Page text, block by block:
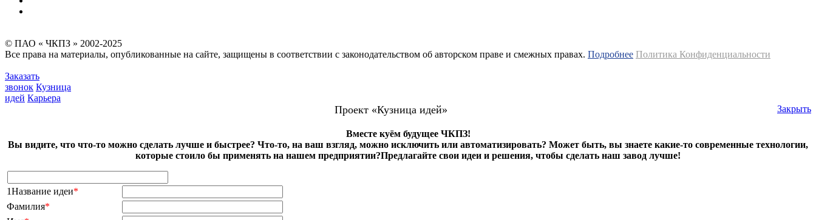
© ПАО « ЧКПЗ » 2002-2025
Все права на материалы, опубликованные на сайте, защищены в соответствии с законодательством об авторском праве и смежных правах. Подробнее Политика Конфиденциальности
Заказать
звонок Кузница
идей Карьера
Закрыть
Проект «Кузница идей»
Вместе куём будущее ЧКПЗ!
Вы видите, что что-то можно сделать лучше и быстрее? Что-то, на ваш взгляд, можно исключить или автоматизировать? Может быть, вы знаете какие-то современные технологии,
которые стоило бы применять на нашем предприятии?Предлагайте свои идеи и решения, чтобы сделать наш завод лучше!
1Название идеи*
Фамилия*